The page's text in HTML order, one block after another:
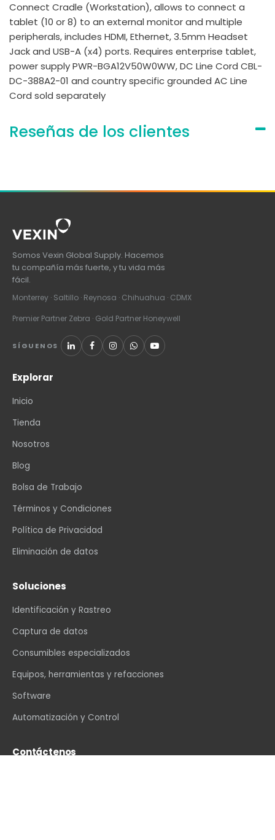
Connect Cradle (Workstation), allows to connect a
tablet (10 or 8) to an external monitor and multiple
peripherals, includes HDMI, Ethernet, 3.5mm Headset
Jack and USB-A (x4) ports. Requires enterprise tablet,
power supply PWR-BGA12V50W0WW, DC Line Cord CBL-
DC-388A2-01 and country specific grounded AC Line
Cord sold separately
Reseñas de los clientes
Somos Vexin Global Supply. Hacemos
tu compañía más fuerte, y tu vida más
fácil.
Monterrey · Saltillo · Reynosa · Chihuahua · CDMX
Premier Partner Zebra · Gold Partner Honeywell
SÍGUENOS
Explorar
Inicio
Tienda
Nosotros
Blog
Bolsa de Trabajo
Términos y Condiciones
Política de Privacidad
Eliminación de datos
Soluciones
Identificación y Rastreo
Captura de datos
Consumibles especializados
Equipos, herramientas y refacciones
Software
Automatización y Control
Contáctenos